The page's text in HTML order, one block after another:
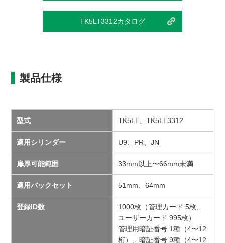
TK5LT3312カタログ
製品仕様
型式 TK5LT、TK5LT3312
適用シリンダー U9、PR、JN
扉厚可能範囲 33mm以上〜66mm未満
適用バックセット 51mm、64mm
登録ID数
1000枚（管理カード 5枚、
ユーザーカード 995枚）
管理用暗証番号 1種（4〜12
桁）、暗証番号 9種（4〜12